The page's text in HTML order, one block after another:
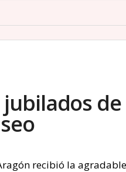
de
recibió la